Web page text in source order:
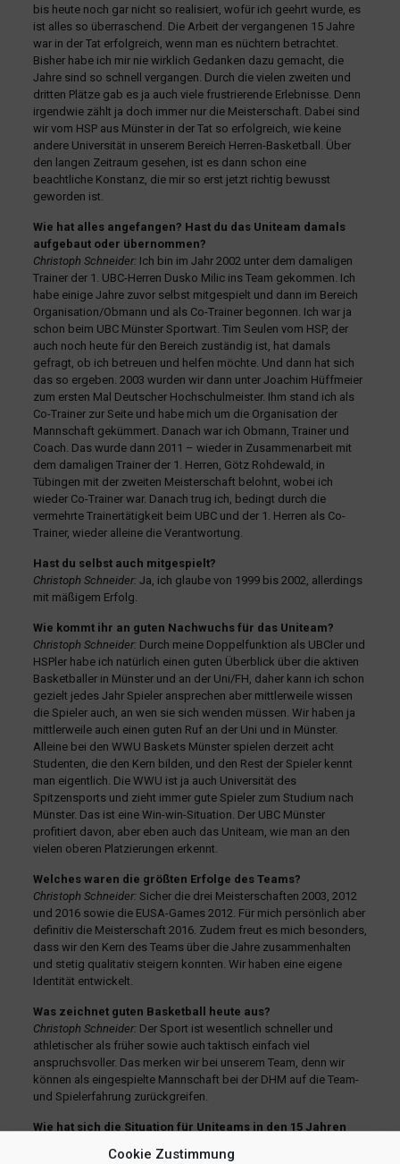
Cookie Zustimmung
bis heute noch gar nicht so realisiert, wofür ich geehrt wurde, es
ist alles so überraschend. Die Arbeit der vergangenen 15 Jahre
war in der Tat erfolgreich, wenn man es nüchtern betrachtet.
Bisher habe ich mir nie wirklich Gedanken dazu gemacht, die
Jahre sind so schnell vergangen. Durch die vielen zweiten und
dritten Plätze gab es ja auch viele frustrierende Erlebnisse. Denn
irgendwie zählt ja doch immer nur die Meisterschaft. Dabei sind
wir vom HSP aus Münster in der Tat so erfolgreich, wie keine
andere Universität in unserem Bereich Herren-Basketball. Über
den langen Zeitraum gesehen, ist es dann schon eine
beachtliche Konstanz, die mir so erst jetzt richtig bewusst
geworden ist.
Wie hat alles angefangen? Hast du das Uniteam damals
aufgebaut oder übernommen?
Christoph Schneider:Ich bin im Jahr 2002 unter dem damaligen
Trainer der 1. UBC-Herren Dusko Milic ins Team gekommen. Ich
habe einige Jahre zuvor selbst mitgespielt und dann im Bereich
Organisation/Obmann und als Co-Trainer begonnen. Ich war ja
schon beim UBC Münster Sportwart. Tim Seulen vom HSP, der
auch noch heute für den Bereich zuständig ist, hat damals
gefragt, ob ich betreuen und helfen möchte. Und dann hat sich
das so ergeben. 2003 wurden wir dann unter Joachim Hüffmeier
zum ersten Mal Deutscher Hochschulmeister. Ihm stand ich als
Co-Trainer zur Seite und habe mich um die Organisation der
Mannschaft gekümmert. Danach war ich Obmann, Trainer und
Coach. Das wurde dann 2011 – wieder in Zusammenarbeit mit
dem damaligen Trainer der 1. Herren, Götz Rohdewald, in
Tübingen mit der zweiten Meisterschaft belohnt, wobei ich
wieder Co-Trainer war. Danach trug ich, bedingt durch die
vermehrte Trainertätigkeit beim UBC und der 1. Herren als Co-
Trainer, wieder alleine die Verantwortung.
Hast du selbst auch mitgespielt?
Christoph Schneider:Ja, ich glaube von 1999 bis 2002, allerdings
mit mäßigem Erfolg.
Wie kommt ihr an guten Nachwuchs für das Uniteam?
Christoph Schneider:Durch meine Doppelfunktion als UBCler und
HSPler habe ich natürlich einen guten Überblick über die aktiven
Basketballer in Münster und an der Uni/FH, daher kann ich schon
gezielt jedes Jahr Spieler ansprechen aber mittlerweile wissen
die Spieler auch, an wen sie sich wenden müssen. Wir haben ja
mittlerweile auch einen guten Ruf an der Uni und in Münster.
Alleine bei den WWU Baskets Münster spielen derzeit acht
Studenten, die den Kern bilden, und den Rest der Spieler kennt
man eigentlich. Die WWU ist ja auch Universität des
Spitzensports und zieht immer gute Spieler zum Studium nach
Münster. Das ist eine Win-win-Situation. Der UBC Münster
profitiert davon, aber eben auch das Uniteam, wie man an den
vielen oberen Platzierungen erkennt.
Welches waren die größten Erfolge des Teams?
Christoph Schneider:Sicher die drei Meisterschaften 2003, 2012
und 2016 sowie die EUSA-Games 2012. Für mich persönlich aber
definitiv die Meisterschaft 2016. Zudem freut es mich besonders,
dass wir den Kern des Teams über die Jahre zusammenhalten
und stetig qualitativ steigern konnten. Wir haben eine eigene
Identität entwickelt.
Was zeichnet guten Basketball heute aus?
Christoph Schneider:Der Sport ist wesentlich schneller und
athletischer als früher sowie auch taktisch einfach viel
anspruchsvoller. Das merken wir bei unserem Team, denn wir
können als eingespielte Mannschaft bei der DHM auf die Team-
und Spielerfahrung zurückgreifen.
Wie hat sich die Situation für Uniteams in den 15 Jahren
Christoph Schneider:Die Uni bzw. der Hochschulsport hat uns